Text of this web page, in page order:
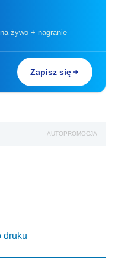
żywo + nagranie
Zapisz się
AUTOPROMOCJA
druku